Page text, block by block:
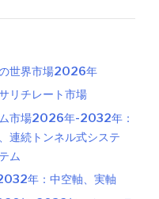
世界市場2026年
リチレート市場
市場2026年-2032年：
連続トンネル式システ
ム
年：中空軸、実軸